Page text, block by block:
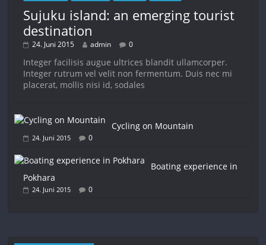
Sujuku island: an emerging tourist
destination
24. Juni 2015 admin 0
Integer facilisis augue ultrices blandit ullamcorper.
Integer rutrum vel velit non fermentum. Duis nec mi
placerat, mollis nisi id, sodales
Cycling on Mountain
24. Juni 2015 0
Boating experience in
Pokhara
24. Juni 2015 0